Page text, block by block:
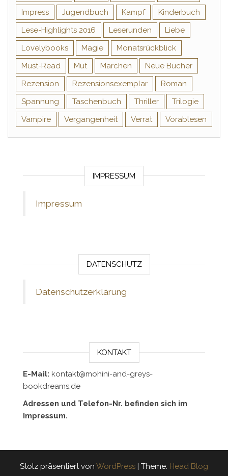
Impress
Jugendbuch Kampf
Kinderbuch
Lese-Highlights 2016
Leserunden
Liebe
Lovelybooks
Magie
Monatsrückblick
Must-Read
Mut Märchen
Neue Bücher
Rezension
Rezensionsexemplar
Roman
Spannung
Taschenbuch Thriller
Trilogie
Vampire
Vergangenheit Verrat Vorablesen
IMPRESSUM
Impressum
DATENSCHUTZ
Datenschutzerklärung
KONTAKT
E-Mail: kontakt@mohini-and-greys-
bookdreams.de
Adressen und Telefon-Nr. befinden sich im
Impressum.
Stolz präsentiert von WordPress | Theme: Head Blog